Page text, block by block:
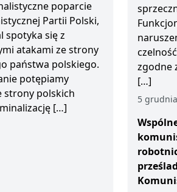
poparcie
Partii Polski,
spotyka się z
atakami ze strony
państwa polskiego.
potępiamy
strony polskich
[…]
zgodne
[…]
5